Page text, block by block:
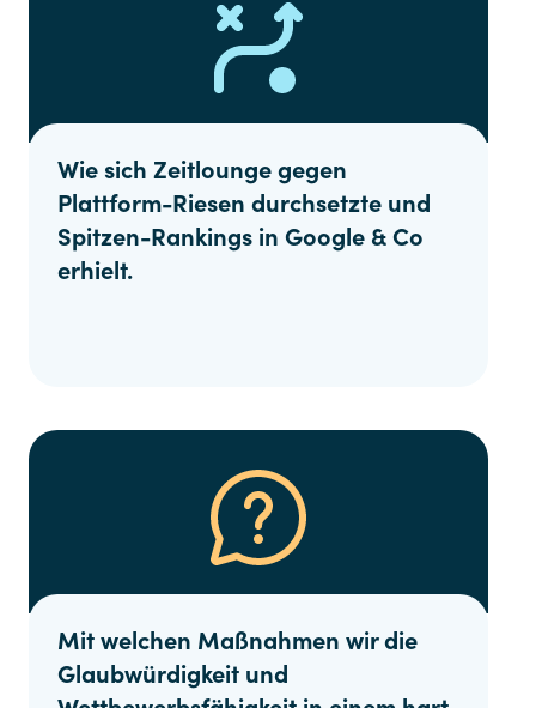
Wie sich Zeitlounge gegen
Plattform-Riesen durchsetzte und
Spitzen-Rankings in Google & Co
erhielt.
Mit welchen Maßnahmen wir die
Glaubwürdigkeit und